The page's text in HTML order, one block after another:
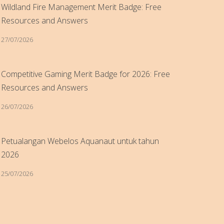
Wildland Fire Management Merit Badge: Free
Resources and Answers
27/07/2026
Competitive Gaming Merit Badge for 2026: Free
Resources and Answers
26/07/2026
Petualangan Webelos Aquanaut untuk tahun
2026
25/07/2026